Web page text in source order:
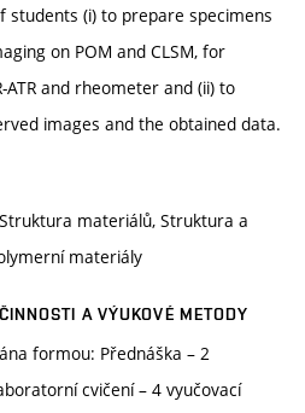
students (i) to prepare specimens
on POM and CLSM, for
ATR and rheometer and (ii) to
images and the obtained data.
materiálů, Struktura a
materiály
A VÝUKOVÉ METODY
formou: Přednáška – 2
cvičení – 4 vyučovací